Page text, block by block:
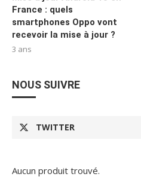
France : quels
smartphones Oppo vont
recevoir la mise à jour ?
3 ans
NOUS SUIVRE
TWITTER
Aucun produit trouvé.